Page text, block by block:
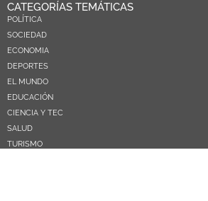
CATEGORÍAS TEMÁTICAS
POLÍTICA
SOCIEDAD
ECONOMIA
DEPORTES
EL MUNDO
EDUCACIÓN
CIENCIA Y TEC
SALUD
TURISMO